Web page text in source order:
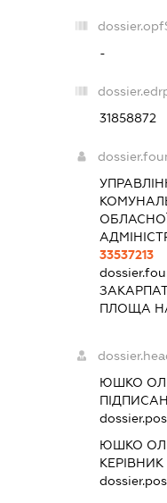
-
31858872
33537213
ПЛОЩА
ЮШКО
ЮШКО
КЕРІВНИК